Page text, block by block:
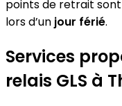
points de retrait
lors d’un jour férié.
Services
relais GLS à